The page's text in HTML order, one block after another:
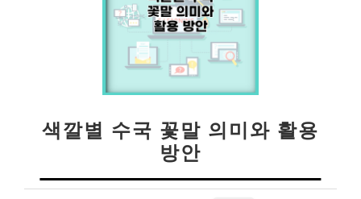
색깔별 수국 꽃말 의미와 활용
방안